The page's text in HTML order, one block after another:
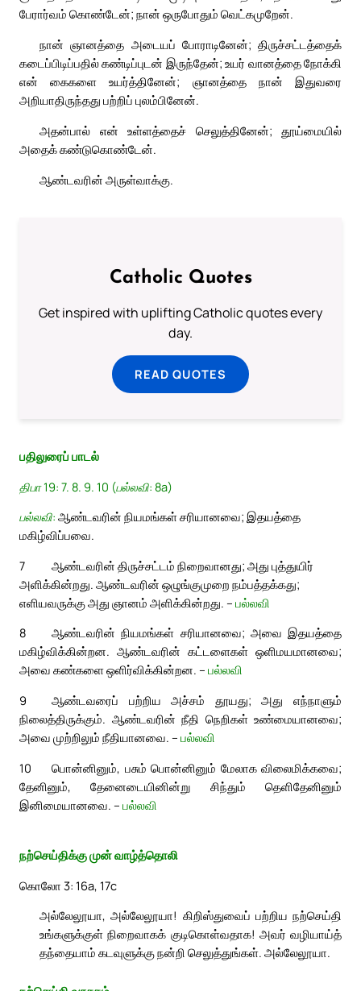
பேரார்வம் கொண்டேன்; நான் ஒருபோதும் வெட்கமுறேன்.
நான் ஞானத்தை அடையப் போராடினேன்; திருச்சட்டத்தைக்
கடைப்பிடிப்பதில் கண்டிப்புடன் இருந்தேன்; உயர் வானத்தை நோக்கி
என் கைகளை உயர்த்தினேன்; ஞானத்தை நான் இதுவரை
அறியாதிருந்தது பற்றிப் புலம்பினேன்.
அதன்பால் என் உள்ளத்தைச் செலுத்தினேன்; தூய்மையில்
அதைக் கண்டுகொண்டேன்.
ஆண்டவரின் அருள்வாக்கு.
Catholic Quotes
Get inspired with uplifting Catholic quotes every
day.
READ QUOTES
பதிலுரைப் பாடல்
திபா 19: 7. 8. 9. 10 (பல்லவி: 8a)
பல்லவி: ஆண்டவரின் நியமங்கள் சரியானவை; இதயத்தை
மகிழ்விப்பவை.
7
ஆண்டவரின் திருச்சட்டம் நிறைவானது; அது புத்துயிர்
அளிக்கின்றது. ஆண்டவரின் ஒழுங்குமுறை நம்பத்தக்கது;
எளியவருக்கு அது ஞானம் அளிக்கின்றது. – பல்லவி
8
ஆண்டவரின் நியமங்கள் சரியானவை; அவை இதயத்தை
மகிழ்விக்கின்றன. ஆண்டவரின் கட்டளைகள் ஒளிமயமானவை;
அவை கண்களை ஒளிர்விக்கின்றன. – பல்லவி
9
ஆண்டவரைப் பற்றிய அச்சம் தூயது; அது எந்நாளும்
நிலைத்திருக்கும். ஆண்டவரின் நீதி நெறிகள் உண்மையானவை;
அவை முற்றிலும் நீதியானவை. – பல்லவி
10
பொன்னினும், பசும் பொன்னினும் மேலாக விலைமிக்கவை;
தேனினும், தேனைடையினின்று சிந்தும் தெளிதேனினும்
இனிமையானவை. – பல்லவி
நற்செய்திக்கு முன் வாழ்த்தொலி
கொலோ 3: 16a, 17c
அல்லேலூயா, அல்லேலூயா! கிறிஸ்துவைப் பற்றிய நற்செய்தி
உங்களுக்குள் நிறைவாகக் குடிகொள்வதாக! அவர் வழியாய்த்
தந்தையாம் கடவுளுக்கு நன்றி செலுத்துங்கள். அல்லேலூயா.